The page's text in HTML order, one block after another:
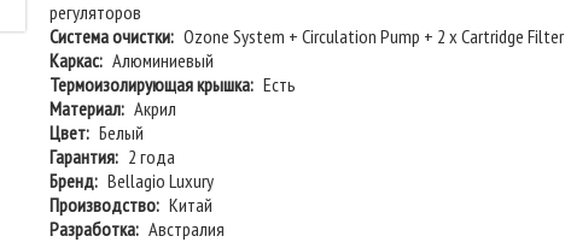
регуляторов
Система очистки: Ozone System + Circulation Pump + 2 x Cartridge Filter
Каркас: Алюминиевый
Термоизолирующая крышка: Есть
Материал: Акрил
Цвет: Белый
Гарантия: 2 года
Бренд: Bellagio Luxury
Производство: Китай
Разработка: Австралия